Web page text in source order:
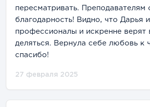
итоговый экзамен успешно сдают
получают качественные дипломы.
пересматривать. Преподавателям
благодарность! Видно, что Дарья
профессионалы и искренне верят
деляться. Вернула себе любовь к
спасибо!
27 февраля 2025